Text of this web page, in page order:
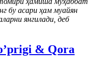
бу асари ҳам муайян
янгилади, деб
& Qora